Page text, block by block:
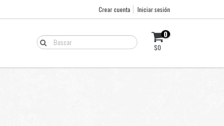
Crear cuenta Iniciar sesión
0
$0